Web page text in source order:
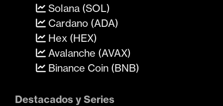
Solana (SOL)
Cardano (ADA)
Hex (HEX)
Avalanche (AVAX)
Binance Coin (BNB)
Destacados y Series